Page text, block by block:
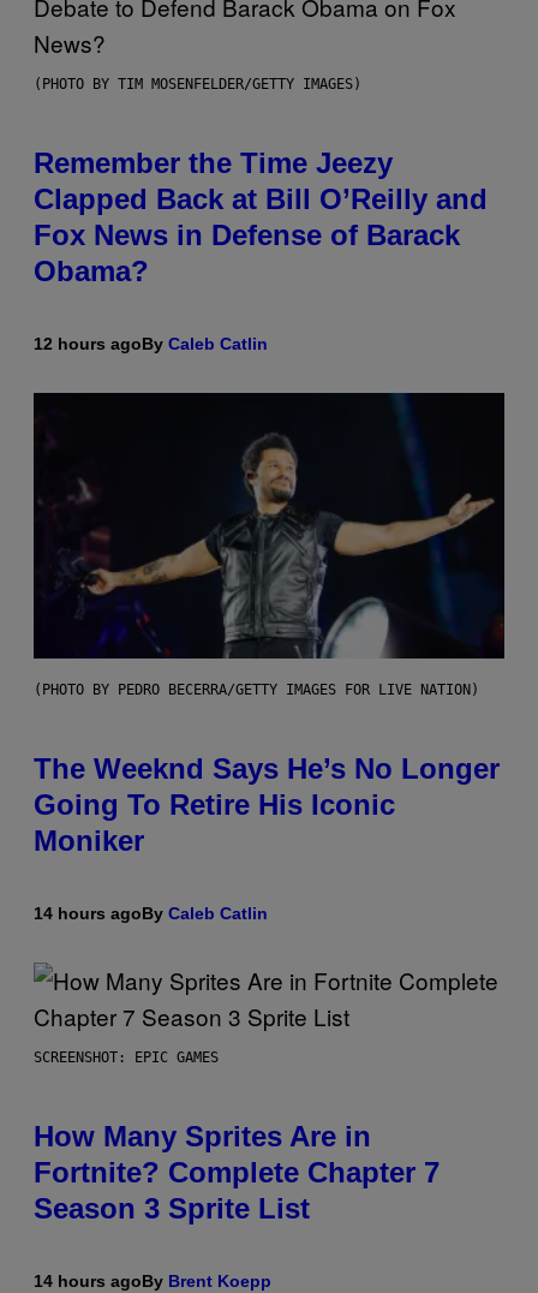
(PHOTO BY TIM MOSENFELDER/GETTY IMAGES)
Remember the Time Jeezy
Clapped Back at Bill O’Reilly and
Fox News in Defense of Barack
Obama?
12 hours agoBy Caleb Catlin
(PHOTO BY PEDRO BECERRA/GETTY IMAGES FOR LIVE NATION)
The Weeknd Says He’s No Longer
Going To Retire His Iconic
Moniker
14 hours agoBy Caleb Catlin
SCREENSHOT: EPIC GAMES
How Many Sprites Are in
Fortnite? Complete Chapter 7
Season 3 Sprite List
14 hours agoBy Brent Koepp